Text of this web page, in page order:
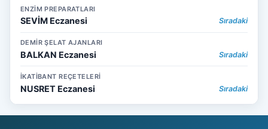
ENZİM PREPARATLARI
SEVİM Eczanesi Sıradaki
DEMİR ŞELAT AJANLARI
BALKAN Eczanesi Sıradaki
İKATİBANT REÇETELERİ
NUSRET Eczanesi Sıradaki